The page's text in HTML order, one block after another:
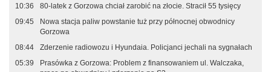
10:36
80-latek z Gorzowa chciał zarobić na złocie. Stracił 55 tysięcy
09:45
Nowa stacja paliw powstanie tuż przy północnej obwodnicy
Gorzowa
08:44
Zderzenie radiowozu i Hyundaia. Policjanci jechali na sygnałach
05:39
Prasówka z Gorzowa: Problem z finansowaniem ul. Walczaka,